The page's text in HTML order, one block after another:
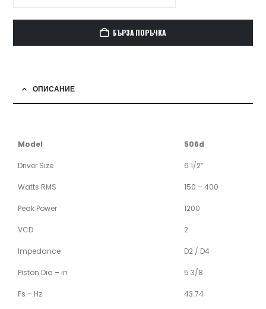
БЪРЗА ПОРЪЧКА
ОПИСАНИЕ
Model 506d
Driver Size 6 1/2″
Watts RMS 150 – 400
Peak Power 1200
VCD 2
Impedance D2 / D4
Piston Dia – in 5 3/8
Fs – Hz 43.74